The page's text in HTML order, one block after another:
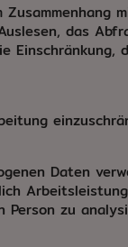
das
Einschränkung,
Daten
zu